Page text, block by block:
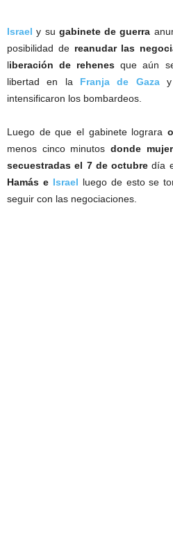
Israel y su gabinete de guerra
posibilidad de reanudar las
liberación de rehenes que aún
libertad en la Franja de Gazay
intensificaron los bombardeos.
Luego de que el gabinete lograra
menos cinco minutosdonde
secuestradas el 7 de octubre día
Hamás e Israel luego de esto se
seguir con las negociaciones.